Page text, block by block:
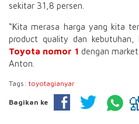
sekitar 31,8 persen.
“Kita merasa harga yang kita
product quality dan kebutuhan,
Toyota nomor 1 dengan
Anton.
Tags: toyotagianyar
Bagikan ke